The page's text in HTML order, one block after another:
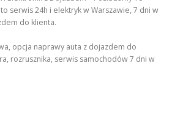
serwis 24h i elektryk w Warszawie, 7 dni w
do klienta.
opcja naprawy auta z dojazdem do
rozrusznika, serwis samochodów 7 dni w